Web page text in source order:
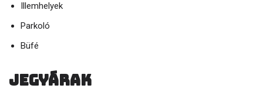
Illemhelyek
Parkoló
Büfé
Jegyárak